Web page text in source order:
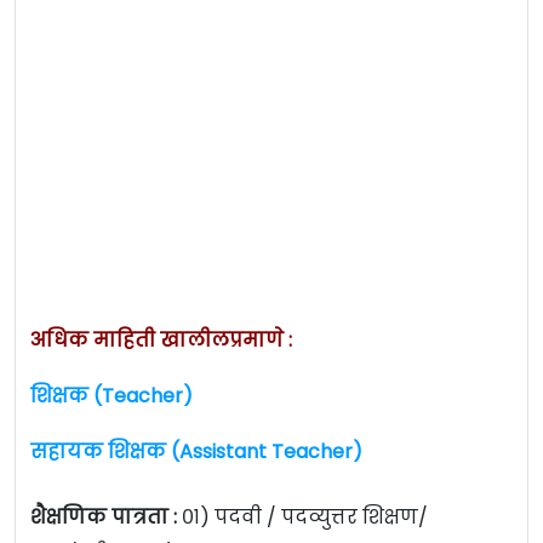
अधिक माहिती खालीलप्रमाणे :
शिक्षक (Teacher)
सहायक शिक्षक (Assistant Teacher)
शैक्षणिक पात्रता : ०१) पदवी / पदव्युत्तर शिक्षण/